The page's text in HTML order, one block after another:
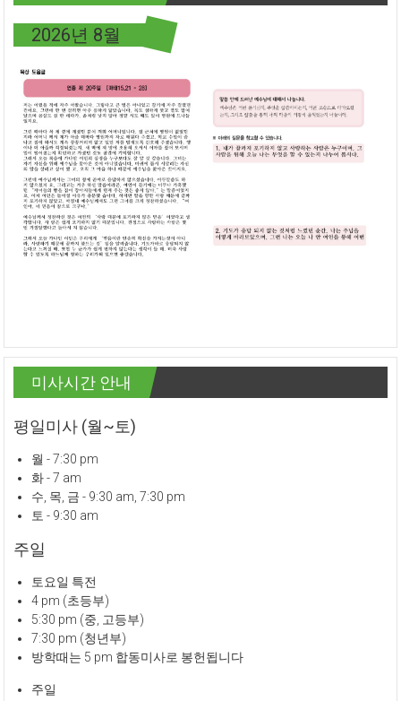
2026년 8월
미사시간 안내
평일미사 (월~토)
월 - 7:30 pm
화 - 7 am
수, 목, 금 - 9:30 am, 7:30 pm
토 - 9:30 am
주일
토요일 특전
4 pm (초등부)
5:30 pm (중, 고등부)
7:30 pm (청년부)
방학때는 5 pm 합동미사로 봉헌됩니다
주일